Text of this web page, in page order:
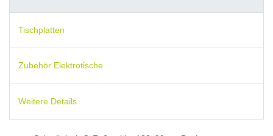
Tischplatten
Zubehör Elektrotische
Weitere Details